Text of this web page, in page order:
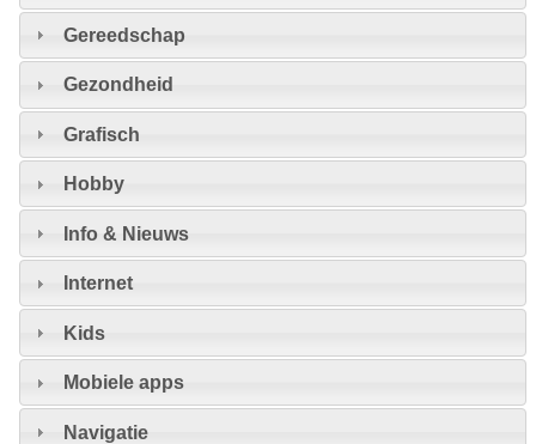
Gereedschap
Gezondheid
Grafisch
Hobby
Info & Nieuws
Internet
Kids
Mobiele apps
Navigatie